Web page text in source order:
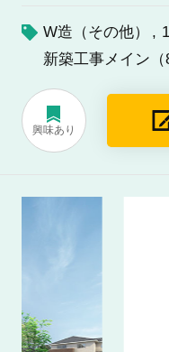
W造（その他）
新築工事メイン（
興味あり